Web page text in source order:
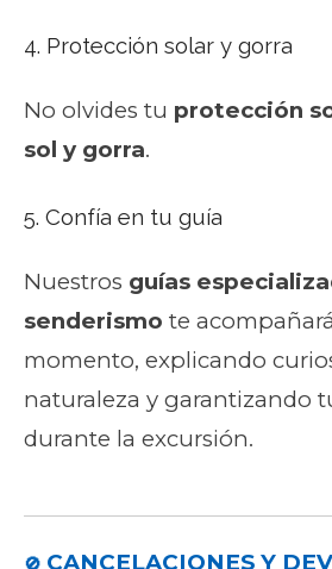
4. Protección solar y gorra
No olvides tu protección
sol y gorra.
5. Confía en tu guía
Nuestros guías
senderismo te
momento, explicando
naturaleza y garantizando
durante la excursión.
🚫 CANCELACIONES Y